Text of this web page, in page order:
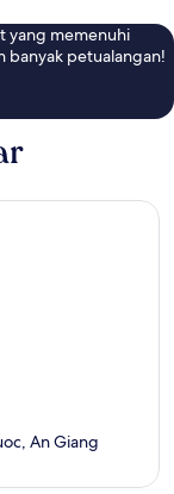
yang memenuhi
banyak petualangan!
An Giang